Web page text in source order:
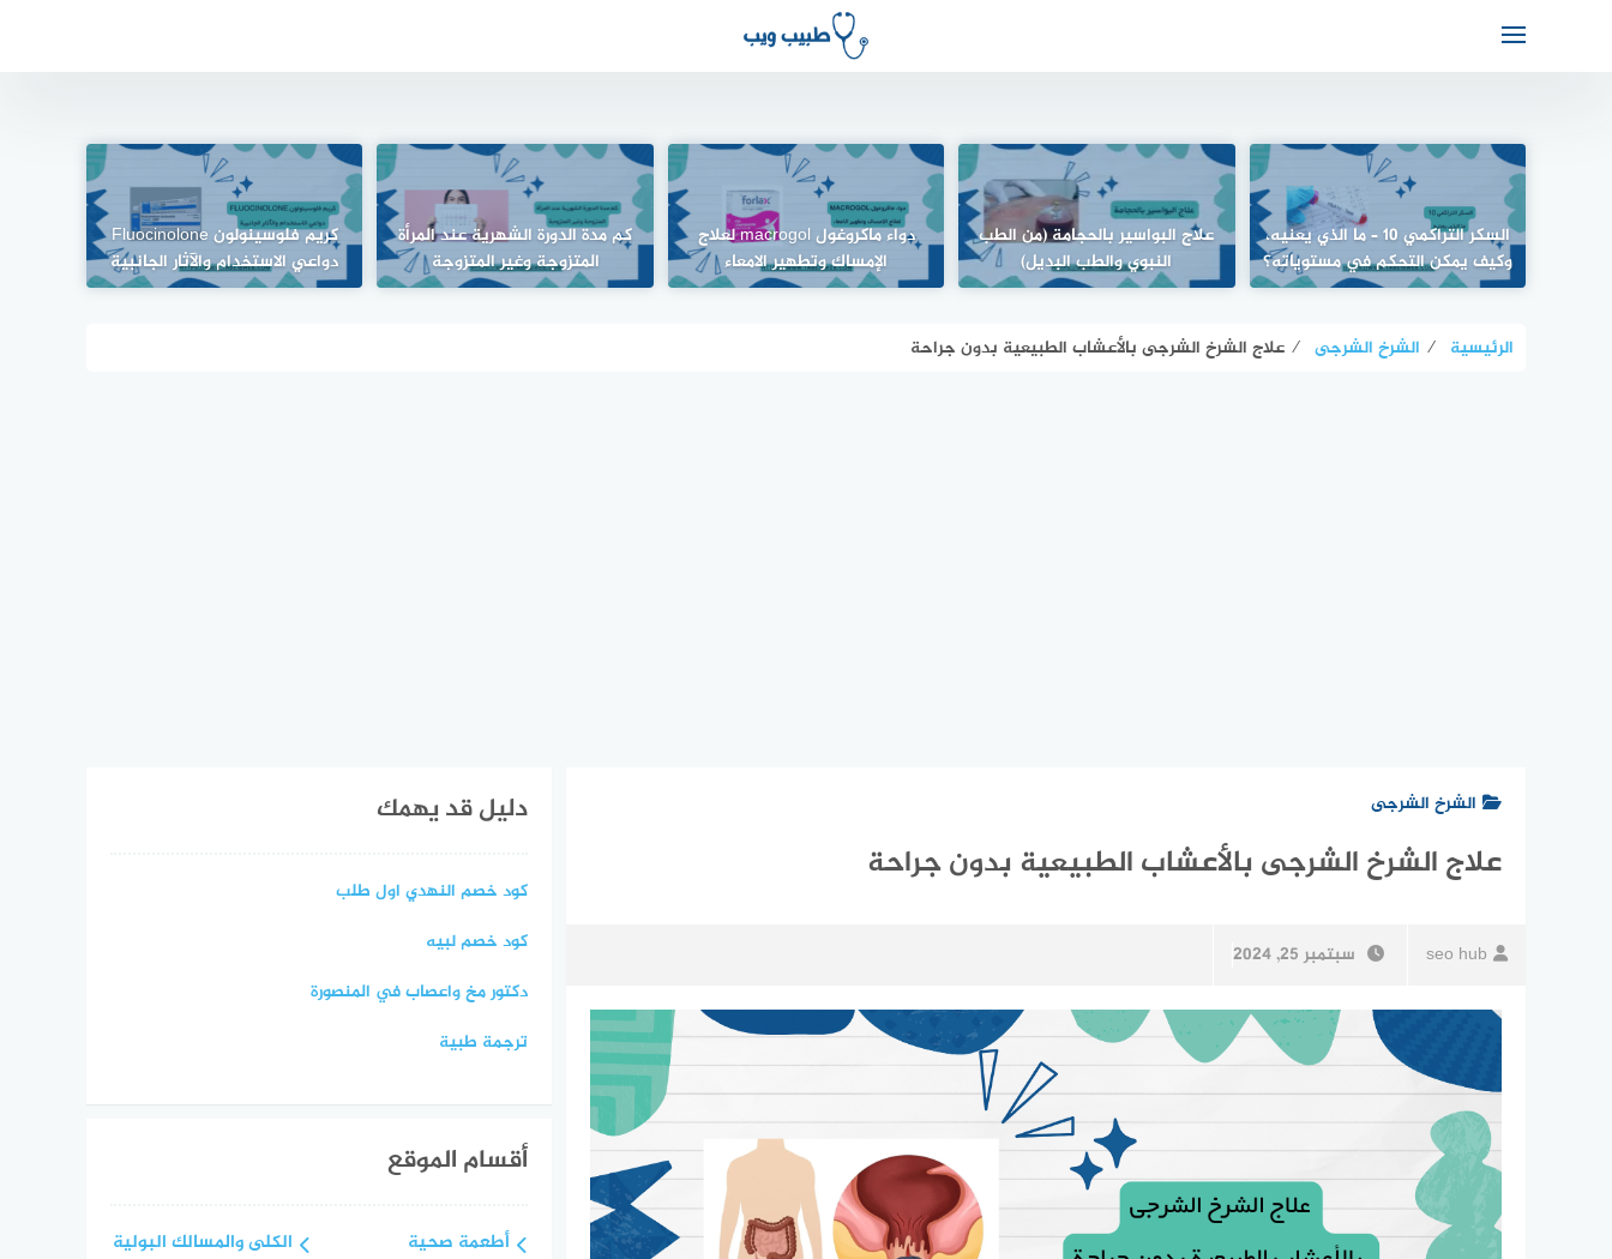
السكر التراكمي 10 – ما الذي يعنيه،
وكيف يمكن التحكم في مستوياته؟
علاج البواسير بالحجامة (من الطب
النبوي والطب البديل)
دواء ماكروغول macrogol لعلاج
الإمساك وتطهير الامعاء
كم مدة الدورة الشهرية عند المرأة
المتزوجة وغير المتزوجة
كريم فلوسينولون Fluocinolone
دواعي الاستخدام والآثار الجانبية
الرئيسية ⁄ الشرخ الشرجى ⁄ علاج الشرخ الشرجى بالأعشاب الطبيعية بدون جراحة
الشرخ الشرجى
علاج الشرخ الشرجى بالأعشاب الطبيعية بدون جراحة
seo hub سبتمبر 25, 2024
دليل قد يهمك
كود خصم النهدي اول طلب
كود خصم لبيه
دكتور مخ واعصاب في المنصورة
ترجمة طبية
أقسام الموقع
أطعمة صحية الكلى والمسالك البولية